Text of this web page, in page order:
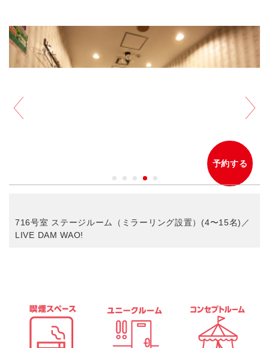
予約する
716号室 ステージルーム（ミラーリング設置）(4〜15名)／
LIVE DAM WAO!